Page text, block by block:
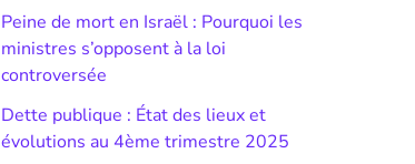
Peine de mort en Israël : Pourquoi les
ministres s’opposent à la loi
controversée
Dette publique : État des lieux et
évolutions au 4ème trimestre 2025